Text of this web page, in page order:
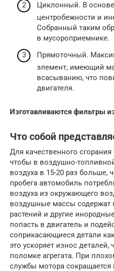
Циклонный. В
центробежности и
Собранный таким
в мусороприемнике.
Прямоточный.
элемент, имеющий
всасыванию, что
двигателя.
Изготавливаются фильтры
Что собой
Для качественного
чтобы в воздушно-
воздуха в 15-20 раз больше,
пробега автомобиль
воздуха из окружающего
воздушные массы содержат
растений и другие
попасть в двигатель и
соприкасающиеся детали
это ускоряет износ
поломке агрегата. При
службы мотора сокращается